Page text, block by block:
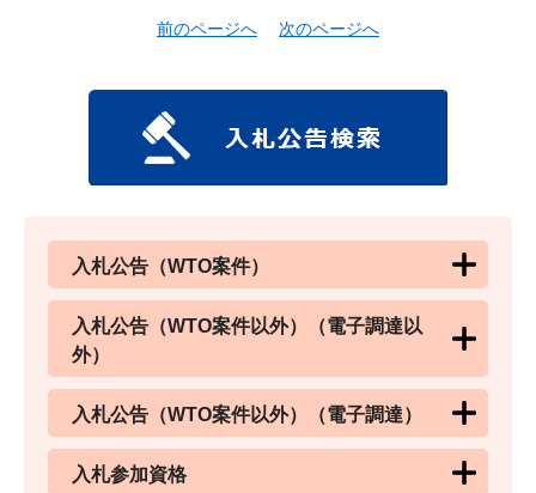
前のページへ 次のページへ
入札公告（WTO案件）
入札公告（WTO案件以外）（電子調達以
外）
入札公告（WTO案件以外）（電子調達）
入札参加資格